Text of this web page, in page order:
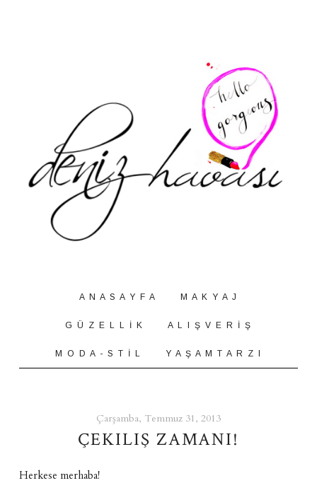
A N A S A Y F A M A K Y A J
G Ü Z E L L İ K A L I Ş V E R İ Ş
M O D A - S T İ L Y A Ş A M T A R Z I
Çarşamba, Temmuz 31, 2013
ÇEKILIŞ ZAMANI!
Herkese merhaba!